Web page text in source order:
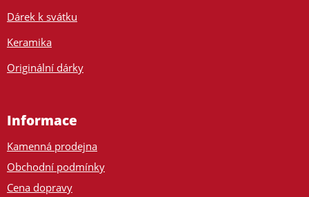
Dárek k svátku
Keramika
Originální dárky
Informace
Kamenná prodejna
Obchodní podmínky
Cena dopravy